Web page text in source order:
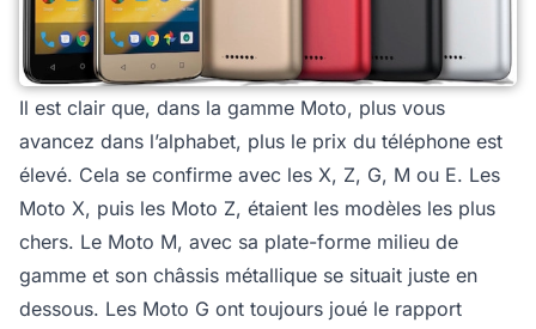
Il est clair que, dans la gamme Moto, plus vous
avancez dans l’alphabet, plus le prix du téléphone est
élevé. Cela se confirme avec les X, Z, G, M ou E. Les
Moto X, puis les Moto Z, étaient les modèles les plus
chers. Le Moto M, avec sa plate-forme milieu de
gamme et son châssis métallique se situait juste en
dessous. Les Moto G ont toujours joué le rapport